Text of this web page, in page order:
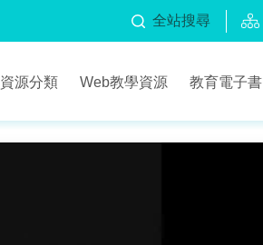
全站搜尋
資源分類 Web教學資源 教育電子書